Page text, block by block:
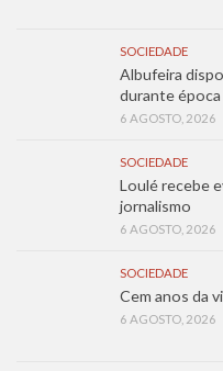
SOCIEDADE
Albufeira
durante época
6 AGOSTO, 2026
SOCIEDADE
Loulé recebe
jornalismo
6 AGOSTO, 2026
SOCIEDADE
Cem anos da
6 AGOSTO, 2026